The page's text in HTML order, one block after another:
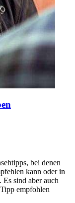
bei denen
kann oder in
sind aber auch
empfohlen